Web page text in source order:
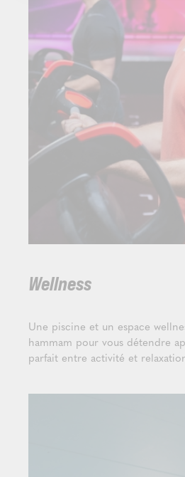
Wellness
Une piscine et un espace
hammam pour vous détendre
parfait entre activité et